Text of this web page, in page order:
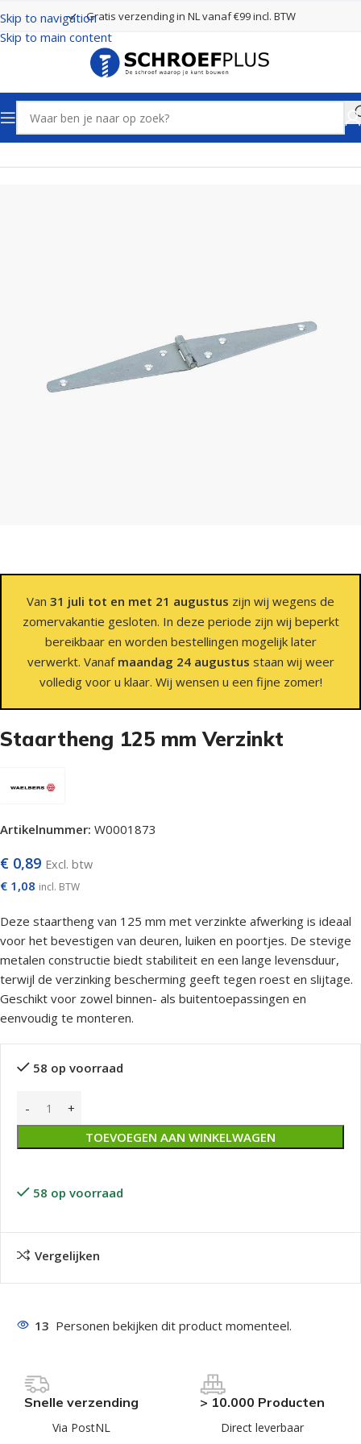
Skip to navigation
Skip to main content
Gratis verzending in NL vanaf €99 incl. BTW
Home Poort- en hekbeslag Hengen
Van 31 juli tot en met 21 augustus zijn wij wegens de
zomervakantie gesloten. In deze periode zijn wij beperkt
bereikbaar en worden bestellingen mogelijk later
verwerkt. Vanaf maandag 24 augustus staan wij weer
volledig voor u klaar. Wij wensen u een fijne zomer!
Staartheng 125 mm Verzinkt
Artikelnummer: W0001873
€ 0,89 Excl. btw
€ 1,08 incl. BTW
Deze staartheng van 125 mm met verzinkte afwerking is ideaal
voor het bevestigen van deuren, luiken en poortjes. De stevige
metalen constructie biedt stabiliteit en een lange levensduur,
terwijl de verzinking bescherming geeft tegen roest en slijtage.
Geschikt voor zowel binnen- als buitentoepassingen en
eenvoudig te monteren.
58 op voorraad
TOEVOEGEN AAN WINKELWAGEN
58 op voorraad
Vergelijken
13 Personen bekijken dit product momenteel.
Snelle verzending
Via PostNL
> 10.000 Producten
Direct leverbaar